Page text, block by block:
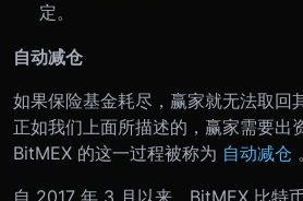
定。
自动减仓
如果保险基金耗尽，赢家就无法取回
正如我们上面所描述的，赢家需要出
BitMEX 的这一过程被称为 自动减仓 。